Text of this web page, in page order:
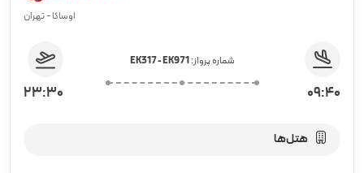
اوساکا - تهران
09:40
شماره پرواز:EK317 - EK971
23:30
هتل‌ها